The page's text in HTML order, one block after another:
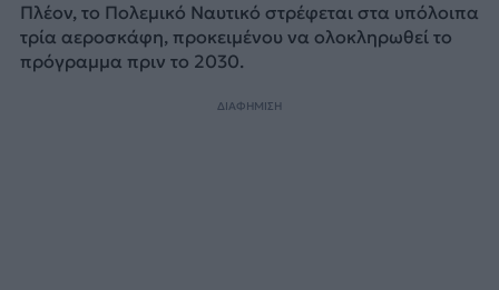
Πλέον, το Πολεμικό Ναυτικό στρέφεται στα υπόλοιπα
τρία αεροσκάφη, προκειμένου να ολοκληρωθεί το
πρόγραμμα πριν το 2030.
ΔΙΑΦΗΜΙΣΗ